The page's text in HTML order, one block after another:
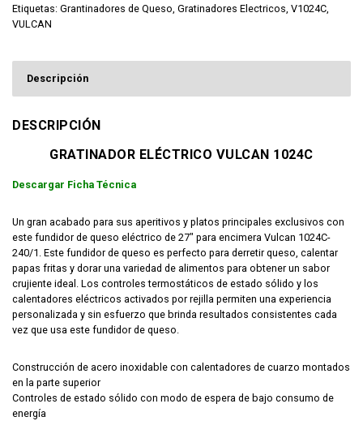
Etiquetas: Grantinadores de Queso Gratinadores Electricos V1024C
VULCAN
Descripción
DESCRIPCIÓN
GRATINADOR ELÉCTRICO VULCAN 1024C
Descargar Ficha Técnica
Un gran acabado para sus aperitivos y platos principales exclusivos con
este fundidor de queso eléctrico de 27″ para encimera Vulcan 1024C-
240/1. Este fundidor de queso es perfecto para derretir queso, calentar
papas fritas y dorar una variedad de alimentos para obtener un sabor
crujiente ideal. Los controles termostáticos de estado sólido y los
calentadores eléctricos activados por rejilla permiten una experiencia
personalizada y sin esfuerzo que brinda resultados consistentes cada
vez que usa este fundidor de queso.
Construcción de acero inoxidable con calentadores de cuarzo montados
en la parte superior
Controles de estado sólido con modo de espera de bajo consumo de
energía